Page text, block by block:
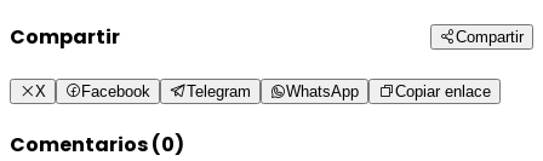
Compartir Compartir
X Facebook Telegram WhatsApp Copiar enlace
Comentarios (0)